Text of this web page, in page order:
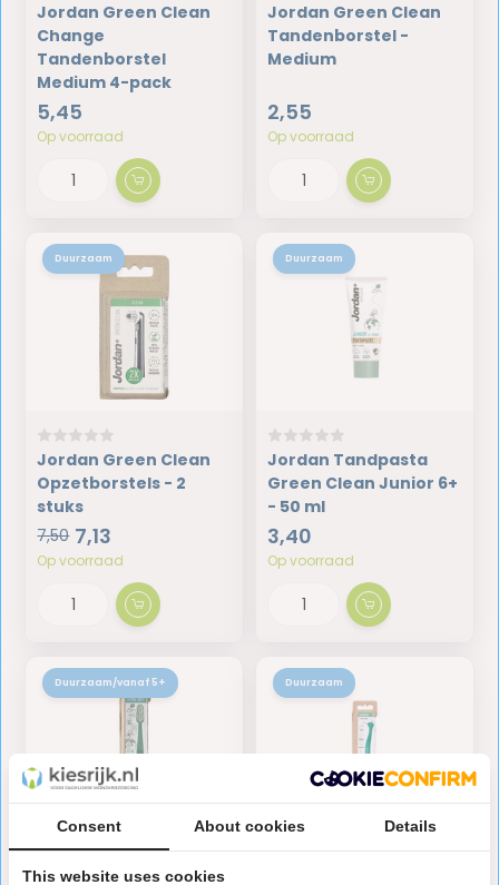
Jordan Green Clean
Change
Tandenborstel
Medium 4-pack
5,45
Op voorraad
Jordan Green Clean
Tandenborstel -
Medium
2,55
Op voorraad
Duurzaam
Jordan Green Clean
Opzetborstels - 2
stuks
7,50 7,13
Op voorraad
Duurzaam
Jordan Tandpasta
Green Clean Junior 6+
- 50 ml
3,40
Op voorraad
Duurzaam/vanaf 5+ Duurzaam
Consent About cookies Details
This website uses cookies